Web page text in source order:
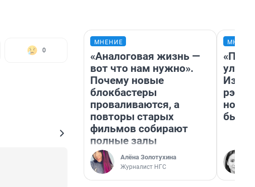
0
МНЕНИЕ
«Аналоговая жизнь —
вот что нам нужно».
Почему новые
блокбастеры
проваливаются, а
повторы старых
фильмов собирают
полные залы
Алёна Золотухина
Журналист НГС
было